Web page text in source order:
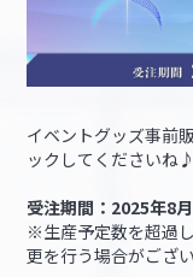
イベントグッズ事前
ックしてくださいね♪
受注期間：2025年8
※生産予定数を超過
更を行う場合がござ